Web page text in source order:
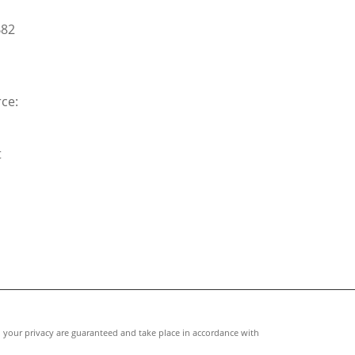
privacy are guaranteed and take place in accordance with